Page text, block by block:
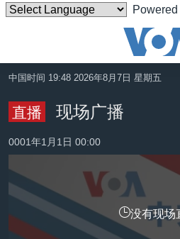
Powered
碍
链
接
跳
转
到
美国
中国
台湾
港澳
国际
中国时间 19:48 2026年8月7日 星期五
直播 现场广播
0001年1月1日 00:00
没有现场